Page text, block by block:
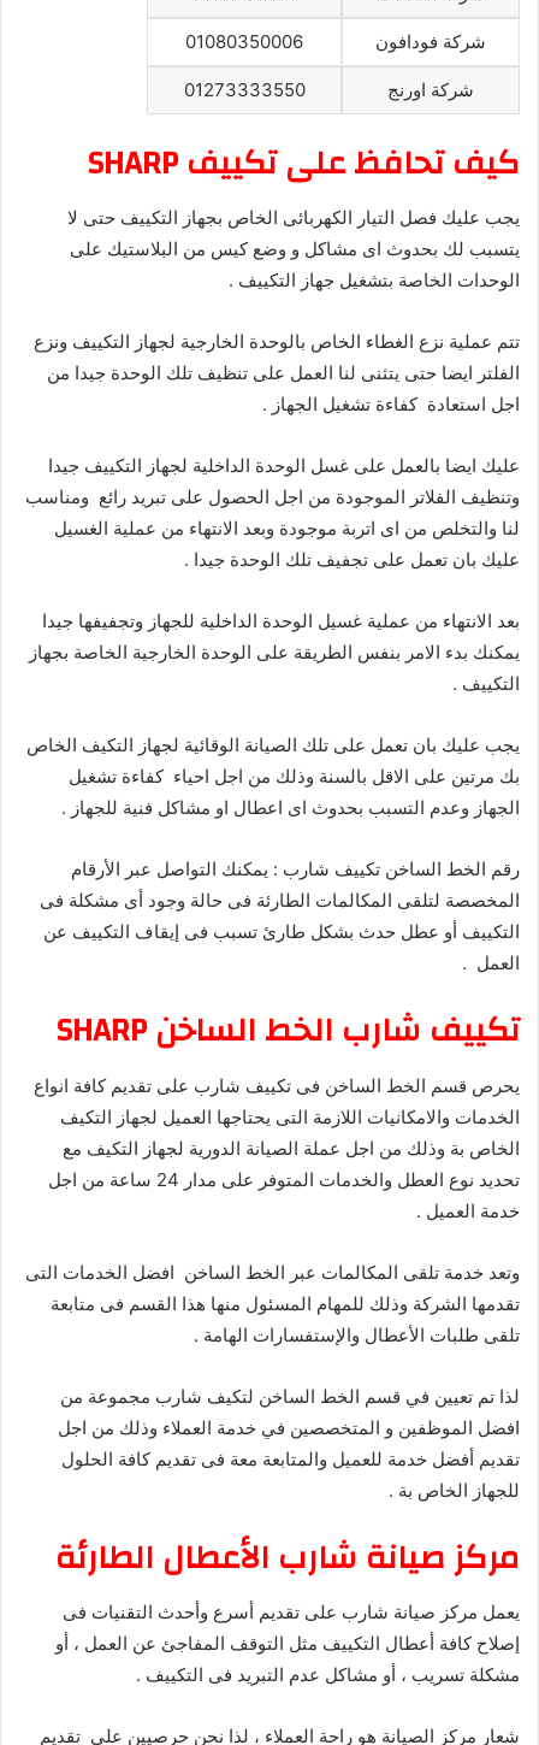
شركة فودافون 01080350006
شركة اورنج 01273333550
كيف تحافظ على تكييف SHARP
يجب عليك فصل التيار الكهربائى الخاص بجهاز التكييف حتى لا
يتسبب لك بحدوث اى مشاكل و وضع كيس من البلاستيك على
الوحدات الخاصة بتشغيل جهاز التكييف .
تتم عملية نزع الغطاء الخاص بالوحدة الخارجية لجهاز التكييف ونزع
الفلتر ايضا حتى يتثنى لنا العمل على تنظيف تلك الوحدة جيدا من
اجل استعادة كفاءة تشغيل الجهاز .
عليك ايضا بالعمل على غسل الوحدة الداخلية لجهاز التكييف جيدا
وتنظيف الفلاتر الموجودة من اجل الحصول على تبريد رائع ومناسب
لنا والتخلص من اى اتربة موجودة وبعد الانتهاء من عملية الغسيل
عليك بان تعمل على تجفيف تلك الوحدة جيدا .
بعد الانتهاء من عملية غسيل الوحدة الداخلية للجهاز وتجفيفها جيدا
يمكنك بدء الامر بنفس الطريقة على الوحدة الخارجية الخاصة بجهاز
التكييف .
يجب عليك بان تعمل على تلك الصيانة الوقائية لجهاز التكيف الخاص
بك مرتين على الاقل بالسنة وذلك من اجل احياء كفاءة تشغيل
الجهاز وعدم التسبب بحدوث اى اعطال او مشاكل فنية للجهاز .
رقم الخط الساخن تكييف شارب : يمكنك التواصل عبر الأرقام
المخصصة لتلقى المكالمات الطارئة فى حالة وجود أى مشكلة فى
التكييف أو عطل حدث بشكل طارئ تسبب فى إيقاف التكييف عن
العمل .
تكييف شارب الخط الساخن SHARP
يحرص قسم الخط الساخن فى تكييف شارب على تقديم كافة انواع
الخدمات والامكانيات اللازمة التى يحتاجها العميل لجهاز التكيف
الخاص بة وذلك من اجل عملة الصيانة الدورية لجهاز التكيف مع
تحديد نوع العطل والخدمات المتوفر على مدار 24 ساعة من اجل
خدمة العميل .
وتعد خدمة تلقى المكالمات عبر الخط الساخن افضل الخدمات التى
تقدمها الشركة وذلك للمهام المسئول منها هذا القسم فى متابعة
تلقى طلبات الأعطال والإستفسارات الهامة .
لذا تم تعيين في قسم الخط الساخن لتكيف شارب مجموعة من
افضل الموظفين و المتخصصين في خدمة العملاء وذلك من اجل
تقديم أفضل خدمة للعميل والمتابعة معة فى تقديم كافة الحلول
للجهاز الخاص بة .
مركز صيانة شارب الأعطال الطارئة
يعمل مركز صيانة شارب على تقديم أسرع وأحدث التقنيات فى
إصلاح كافة أعطال التكييف مثل التوقف المفاجئ عن العمل ، أو
مشكلة تسريب ، أو مشاكل عدم التبريد فى التكييف .
شعار مركز الصيانة هو راحة العملاء ، لذا نحن حرصيين على تقديم